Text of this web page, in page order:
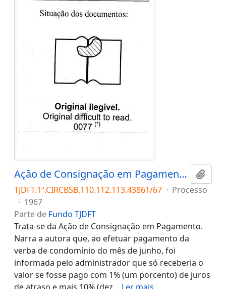
Ação de Consignação em Pagamento n. 43861/67
TJDFT.1ª.CIRCBSB.110.112.113.43861/67 · Processo
· 1967
Parte de Fundo TJDFT
Trata-se da Ação de Consignação em Pagamento.
Narra a autora que, ao efetuar pagamento da
verba de condomínio do mês de junho, foi
informada pelo administrador que só receberia o
valor se fosse pago com 1% (um porcento) de juros